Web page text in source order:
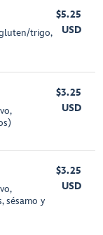
trigo,
$5.25
USD
$3.25
USD
sésamo y
$3.25
USD